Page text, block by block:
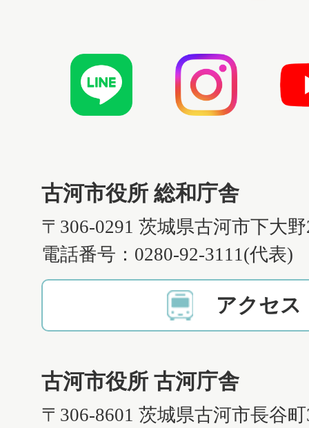
古河市役所 総和庁舎
〒306-0291 茨城県古河市下大
電話番号：0280-92-3111(代表)
アクセス
古河市役所 古河庁舎
〒306-8601 茨城県古河市長谷